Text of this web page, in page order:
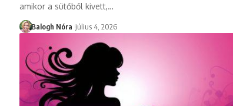
amikor a sütőből kivett,…
Balogh Nóra július 4, 2026